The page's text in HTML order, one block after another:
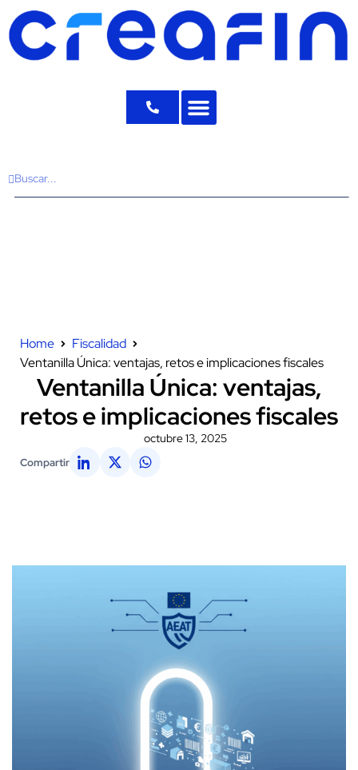
Home
Fiscalidad
Ventanilla Única: ventajas, retos e implicaciones fiscales
Ventanilla Única: ventajas,
retos e implicaciones fiscales
octubre 13, 2025
Compartir